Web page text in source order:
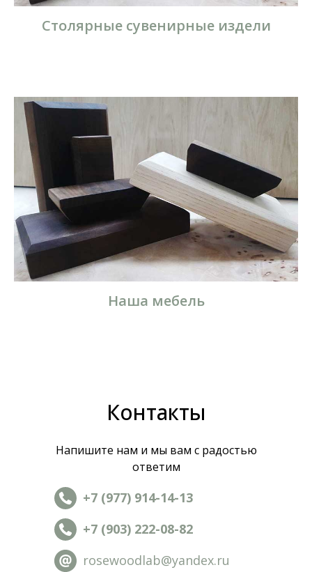
Столярные сувенирные издели
Наша мебель
+7 (977) 914-14-13
+7 (903) 222-08-82
rosewoodlab@yandex.ru
Контакты
Напишите нам и мы вам с радостью
ответим